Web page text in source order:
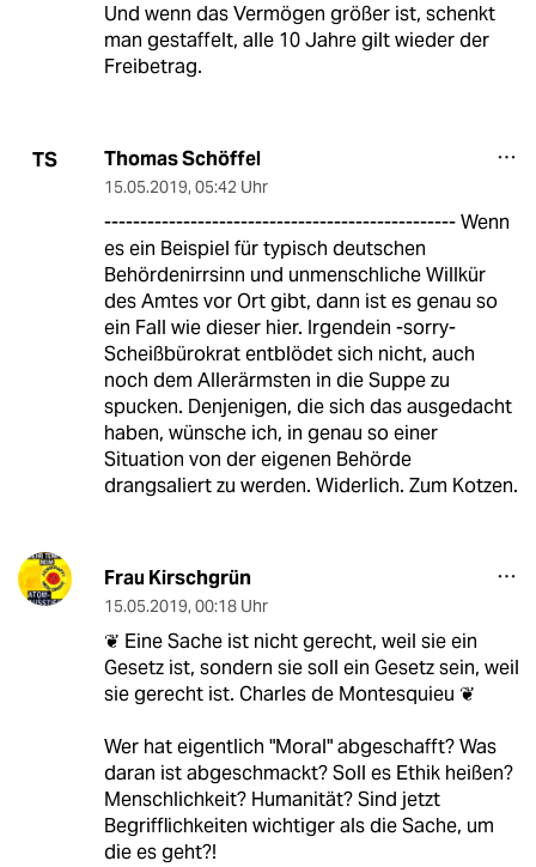
Und wenn das Vermögen größer ist, schenkt
man gestaffelt, alle 10 Jahre gilt wieder der
Freibetrag.
TS Thomas Schöffel
15.05.2019, 05:42 Uhr
------------------------------------------------- Wenn
es ein Beispiel für typisch deutschen
Behördenirrsinn und unmenschliche Willkür
des Amtes vor Ort gibt, dann ist es genau so
ein Fall wie dieser hier. Irgendein -sorry-
Scheißbürokrat entblödet sich nicht, auch
noch dem Allerärmsten in die Suppe zu
spucken. Denjenigen, die sich das ausgedacht
haben, wünsche ich, in genau so einer
Situation von der eigenen Behörde
drangsaliert zu werden. Widerlich. Zum Kotzen.
Frau Kirschgrün
15.05.2019, 00:18 Uhr
❦ Eine Sache ist nicht gerecht, weil sie ein
Gesetz ist, sondern sie soll ein Gesetz sein, weil
sie gerecht ist. Charles de Montesquieu ❦
Wer hat eigentlich "Moral" abgeschafft? Was
daran ist abgeschmackt? Soll es Ethik heißen?
Menschlichkeit? Humanität? Sind jetzt
Begrifflichkeiten wichtiger als die Sache, um
die es geht?!